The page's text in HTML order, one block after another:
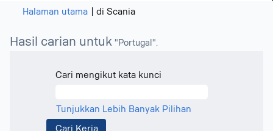
Halaman utama di Scania(halaman
Hasil carian untuk "Portugal".
Cari mengikut kata kunci
Tunjukkan Lebih Banyak Pilihan